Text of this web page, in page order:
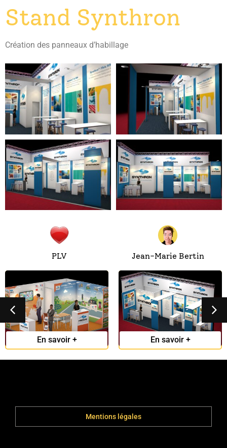
Stand Synthron
Création des panneaux d’habillage
PLV Jean-Marie Bertin
Stand Protavic
En savoir +
Stand Synthron
En savoir +
Mentions légales